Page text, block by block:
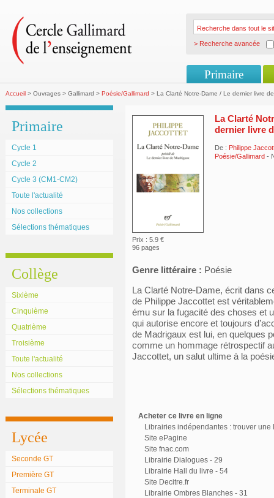
> Recherche avancée
Primaire
Accueil > Ouvrages > Gallimard > Poésie/Gallimard > La Clarté Notre-Dame / Le dernier livre
Primaire
Cycle 1
Cycle 2
Cycle 3 (CM1-CM2)
Toute l'actualité
Nos collections
Sélections thématiques
Collège
Sixième
Cinquième
Quatrième
Troisième
Toute l'actualité
Nos collections
Sélections thématiques
Lycée
Seconde GT
Première GT
Terminale GT
Prix : 5.9 €
96 pages
La Clarté
dernier livre
De : Philippe
Poésie/Gallimard -
Genre littéraire : Poésie
La Clarté Notre-Dame, écrit dans
de Philippe Jaccottet est
ému sur la fugacité des choses et
qui autorise encore et toujours
de Madrigaux est lui, en quelques
comme un hommage rétrospectif
Jaccottet, un salut ultime à la
Acheter ce livre en ligne
Librairies indépendantes : trouver une
Site ePagine
Site fnac.com
Librairie Dialogues - 29
Librairie Hall du livre - 54
Site Decitre.fr
Librairie Ombres Blanches - 31